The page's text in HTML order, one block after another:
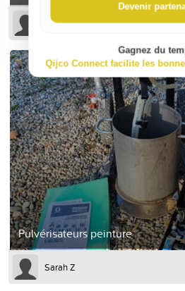
Sophie B
Pulvérisateurs peinture
Sarah Z
Devenir
Gagnez du
Qijco Connect facilite les